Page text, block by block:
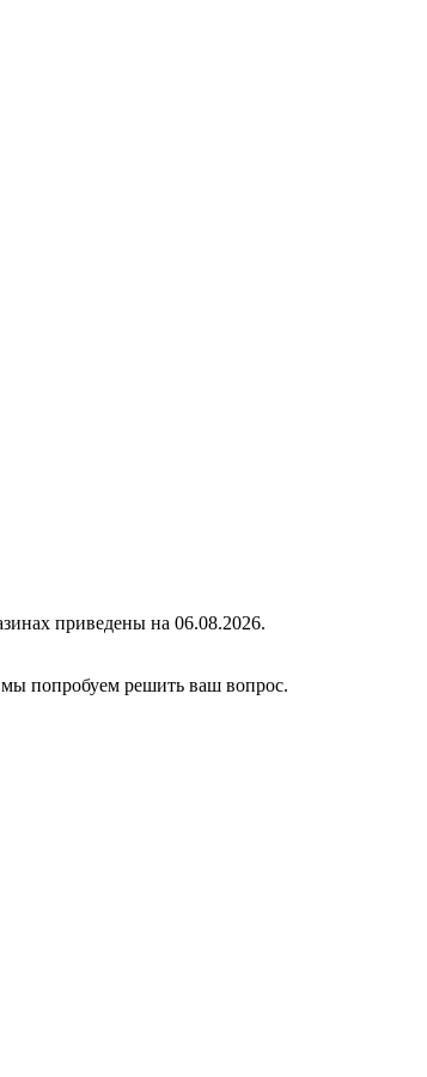
приведены на 06.08.2026.
попробуем решить ваш вопрос.